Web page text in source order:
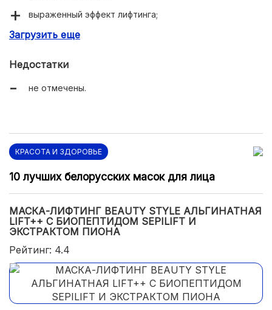
выраженный эффект лифтинга;
исчезновение мелких морщин;
Загрузить еще
Недостатки
не отмечены.
КРАСОТА И ЗДОРОВЬЕ
10 лучших белорусских масок для лица
МАСКА-ЛИФТИНГ BEAUTY STYLE АЛЬГИНАТНАЯ
LIFT++ С БИОПЕПТИДОМ SEPILIFT И
ЭКСТРАКТОМ ПИОНА
Рейтинг: 4.4